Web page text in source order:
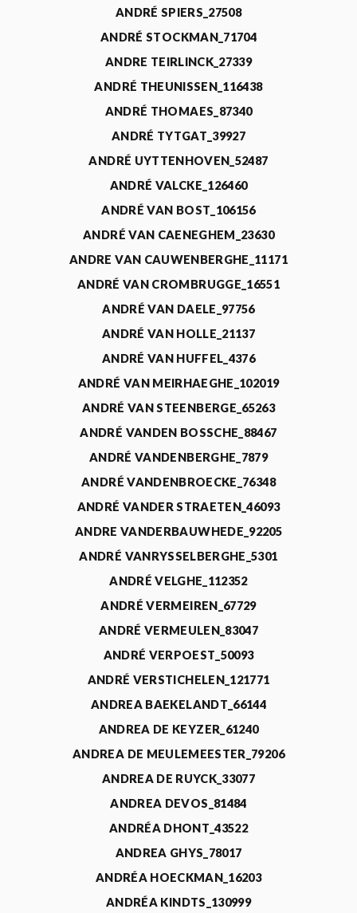
ANDRÉ SPIERS_27508
ANDRÉ STOCKMAN_71704
ANDRE TEIRLINCK_27339
ANDRÉ THEUNISSEN_116438
ANDRÉ THOMAES_87340
ANDRÉ TYTGAT_39927
ANDRÉ UYTTENHOVEN_52487
ANDRÉ VALCKE_126460
ANDRÉ VAN BOST_106156
ANDRÉ VAN CAENEGHEM_23630
ANDRE VAN CAUWENBERGHE_11171
ANDRÉ VAN CROMBRUGGE_16551
ANDRÉ VAN DAELE_97756
ANDRÉ VAN HOLLE_21137
ANDRÉ VAN HUFFEL_4376
ANDRÉ VAN MEIRHAEGHE_102019
ANDRÉ VAN STEENBERGE_65263
ANDRÉ VANDEN BOSSCHE_88467
ANDRÉ VANDENBERGHE_7879
ANDRÉ VANDENBROECKE_76348
ANDRÉ VANDER STRAETEN_46093
ANDRE VANDERBAUWHEDE_92205
ANDRÉ VANRYSSELBERGHE_5301
ANDRÉ VELGHE_112352
ANDRÉ VERMEIREN_67729
ANDRÉ VERMEULEN_83047
ANDRÉ VERPOEST_50093
ANDRÉ VERSTICHELEN_121771
ANDREA BAEKELANDT_66144
ANDREA DE KEYZER_61240
ANDREA DE MEULEMEESTER_79206
ANDREA DE RUYCK_33077
ANDREA DEVOS_81484
ANDRÉA DHONT_43522
ANDREA GHYS_78017
ANDRÉA HOECKMAN_16203
ANDRÉA KINDTS_130999